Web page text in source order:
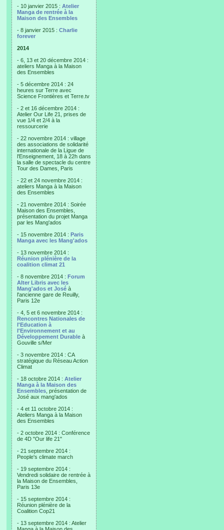
- 10 janvier 2015 : Atelier
Manga de rentrée à la
Maison des Ensembles
- 8 janvier 2015 : Charlie
forever
2014
- 6, 13 et 20 décembre 2014 :
ateliers Manga à la Maison
des Ensembles
- 5 décembre 2014 : 24
heures sur Terre avec
Science Frontières et Terre.tv
- 2 et 16 décembre 2014 :
Atelier Our Life 21, prises de
vue 1/4 et 2/4 à la
ressourcerie
- 22 novembre 2014 : village
des associations de solidarité
internationale de la Ligue de
l'Enseignement, 18 à 22h dans
la salle de spectacle du centre
Tour des Dames, Paris
- 22 et 24 novembre 2014 :
ateliers Manga à la Maison
des Ensembles
- 21 novembre 2014 : Soirée
Maison des Ensembles,
présentation du projet Manga
par les Mang'ados
- 15 novembre 2014 : Paris
Manga avec les Mang'ados
- 13 novembre 2014 :
Réunion plénière de la
coalition climat 21
- 8 novembre 2014 : Forum
Alter Libris avec les
Mang'ados et José à
l'ancienne gare de Reuilly,
Paris 12e
- 4, 5 et 6 novembre 2014 :
Rencontres Nationales de
l'Education à
l'Environnement et au
Développement Durable à
Gouville s/Mer
- 3 novembre 2014 : CA
stratégique du Réseau Action
Climat
- 18 octobre 2014 : Atelier
Manga à la Maison des
Ensembles , présentation de
José aux mang'ados
- 4 et 11 octobre 2014 :
Ateliers Manga à la Maison
des Ensembles
- 2 octobre 2014 : Conférence
de 4D "Our life 21"
- 21 septembre 2014 :
People's climate march
- 19 septembre 2014 :
Vendredi solidaire de rentrée à
la Maison de Ensembles,
Paris 13e
- 15 septembre 2014 :
Réunion plénière de la
Coalition Cop21
- 13 septembre 2014 : Atelier